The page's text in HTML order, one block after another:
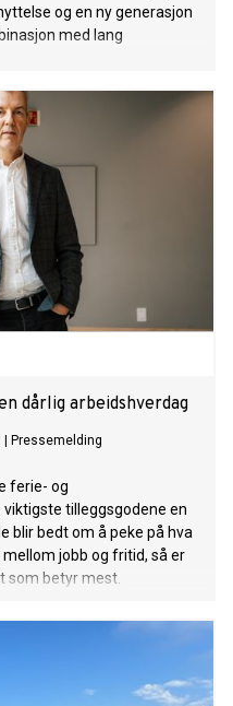
og en ny generasjon
med lang
dårlig arbeidshverdag
Pressemelding
ferie- og
tilleggsgodene en
blir bedt om å peke på hva
jobb og fritid, så er
som betyr mest.